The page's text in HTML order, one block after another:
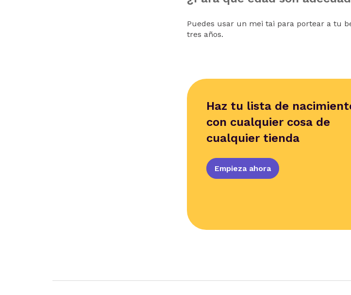
Puedes usar un mei tai para portear a tu
tres años.
Haz tu lista de
con cualquier cosa de
cualquier tienda
Empieza ahora